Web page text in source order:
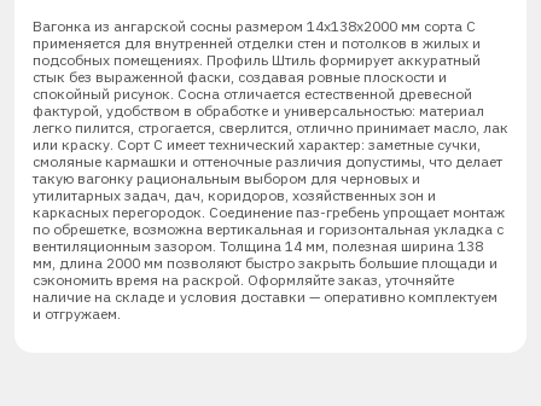
Вагонка из ангарской сосны размером 14х138х2000 мм сорта С
применяется для внутренней отделки стен и потолков в жилых и
подсобных помещениях. Профиль Штиль формирует аккуратный
стык без выраженной фаски, создавая ровные плоскости и
спокойный рисунок. Сосна отличается естественной древесной
фактурой, удобством в обработке и универсальностью: материал
легко пилится, строгается, сверлится, отлично принимает масло, лак
или краску. Сорт С имеет технический характер: заметные сучки,
смоляные кармашки и оттеночные различия допустимы, что делает
такую вагонку рациональным выбором для черновых и
утилитарных задач, дач, коридоров, хозяйственных зон и
каркасных перегородок. Соединение паз-гребень упрощает монтаж
по обрешетке, возможна вертикальная и горизонтальная укладка с
вентиляционным зазором. Толщина 14 мм, полезная ширина 138
мм, длина 2000 мм позволяют быстро закрыть большие площади и
сэкономить время на раскрой. Оформляйте заказ, уточняйте
наличие на складе и условия доставки — оперативно комплектуем
и отгружаем.